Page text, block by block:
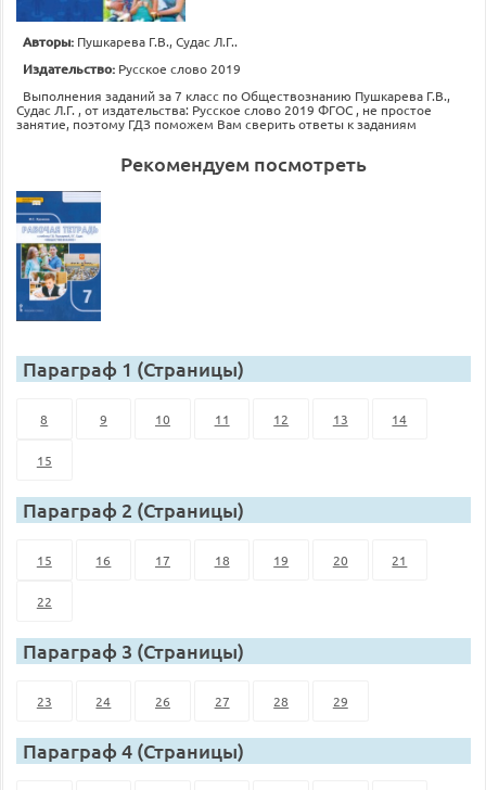
Авторы: Пушкарева Г.В., Судас Л.Г..
Издательство: Русское слово 2019
Выполнения заданий за 7 класс по Обществознанию Пушкарева Г.В.,
Судас Л.Г. , от издательства: Русское слово 2019 ФГОС , не простое
занятие, поэтому ГДЗ поможем Вам сверить ответы к заданиям
Рекомендуем посмотреть
Параграф 1 (Страницы)
8 9 10 11 12 13 14
15
Параграф 2 (Страницы)
15 16 17 18 19 20 21
22
Параграф 3 (Страницы)
23 24 26 27 28 29
Параграф 4 (Страницы)